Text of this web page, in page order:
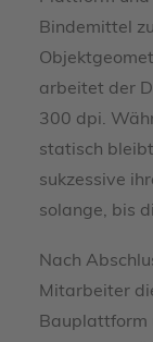
Bindemittel
arbeitet der
300 dpi.
statisch
sukzessive
solange, bis
Nach
Mitarbeiter
Bauplattform